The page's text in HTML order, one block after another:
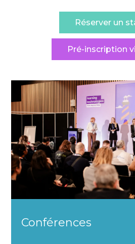
Réserver un
Pré-inscription
Conférences